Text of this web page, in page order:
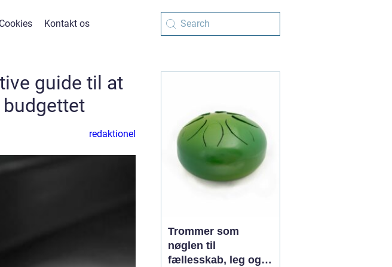
Cookies Kontakt os
guide til at
redaktionel
Trommer som
nøglen til
fællesskab, leg og